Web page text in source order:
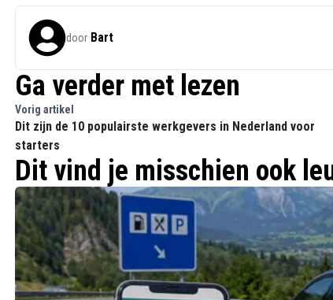
door Bart
Ga verder met lezen
Vorig artikel
Dit zijn de 10 populairste werkgevers in Nederland voor
starters
Dit vind je misschien ook